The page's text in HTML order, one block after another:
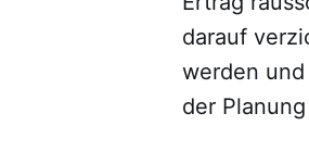
darauf
werden
der